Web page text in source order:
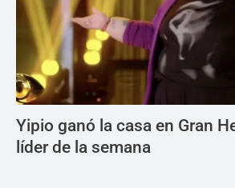
Yipio ganó la casa en Gran
líder de la semana